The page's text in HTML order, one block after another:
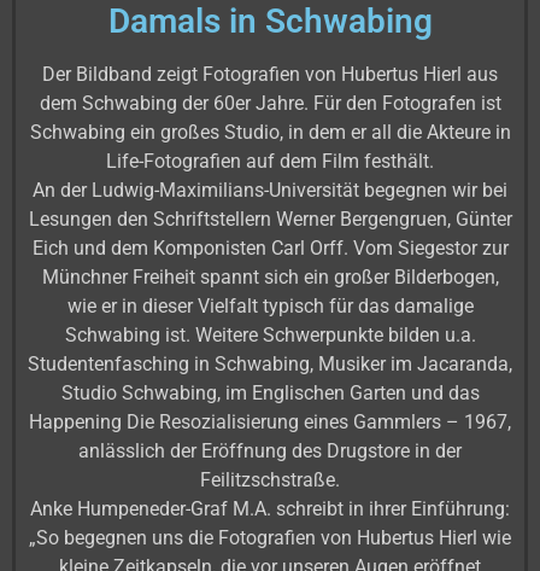
Damals in Schwabing
Der Bildband zeigt Fotografien von Hubertus Hierl aus
dem Schwabing der 60er Jahre. Für den Fotografen ist
Schwabing ein großes Studio, in dem er all die Akteure in
Life-Fotografien auf dem Film festhält.
An der Ludwig-Maximilians-Universität begegnen wir bei
Lesungen den Schriftstellern Werner Bergengruen, Günter
Eich und dem Komponisten Carl Orff. Vom Siegestor zur
Münchner Freiheit spannt sich ein großer Bilderbogen,
wie er in dieser Vielfalt typisch für das damalige
Schwabing ist. Weitere Schwerpunkte bilden u.a.
Studentenfasching in Schwabing, Musiker im Jacaranda,
Studio Schwabing, im Englischen Garten und das
Happening Die Resozialisierung eines Gammlers – 1967,
anlässlich der Eröffnung des Drugstore in der
Feilitzschstraße.
Anke Humpeneder-Graf M.A. schreibt in ihrer Einführung:
„So begegnen uns die Fotografien von Hubertus Hierl wie